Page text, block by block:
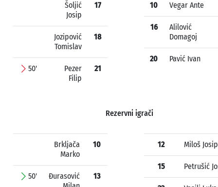
Šoljić
Josip
17
Jozipović
Tomislav
18
50'
Pezer
Filip
21
10 Vegar Ante
16
Alilović
Domagoj
20 Pavić Ivan
Rezervni igrači
Brkljača
Marko
10
50'
Đurasović
13
12 Miloš Josip
15 Petrušić